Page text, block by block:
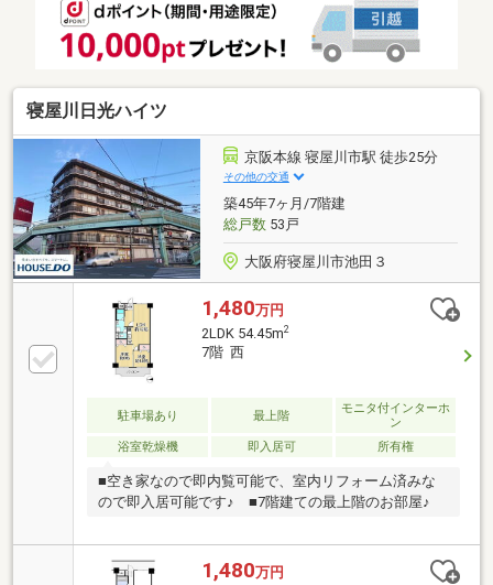
寝屋川日光ハイツ
京阪本線 寝屋川市駅 徒歩25分
その他の交通
築45年7ヶ月/7階建
総戸数53戸
大阪府寝屋川市池田３
1,480万円
2LDK 54.45m2
7階 西
駐車場あり 最上階
モニタ付インターホ
ン
浴室乾燥機
即入居可 所有権
■空き家なので即内覧可能で、室内リフォーム済みな
ので即入居可能です♪ ■7階建ての最上階のお部屋♪
1,480万円